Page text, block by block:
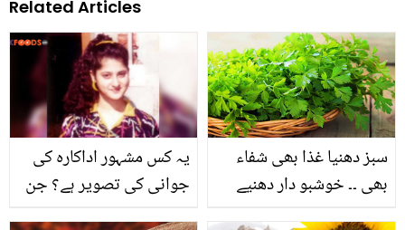
Related Articles
یہ کس مشہور اداکارہ کی
جوانی کی تصویر ہے؟ جن
سبز دھنیا غذا بھی شفاء
بھی ۔۔ خوشبو دار دھنیے